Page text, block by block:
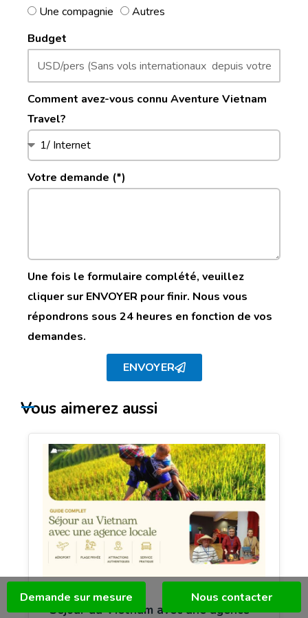
Une compagnie
Autres
Budget
Comment avez-vous connu Aventure Vietnam
Travel?
Votre demande (*)
Une fois le formulaire complété, veuillez
cliquer sur ENVOYER pour finir. Nous vous
répondrons sous 24 heures en fonction de vos
demandes.
ENVOYER
Vous aimerez aussi
Séjour au Vietnam avec une agence
Demande sur mesure Nous contacter